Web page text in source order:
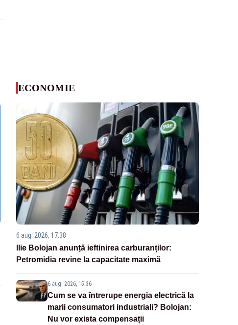
ECONOMIE
6 aug. 2026, 17:38
Ilie Bolojan anunță ieftinirea carburanților:
Petromidia revine la capacitate maximă
6 aug. 2026, 15:36
Cum se va întrerupe energia electrică la
marii consumatori industriali? Bolojan:
Nu vor exista compensații